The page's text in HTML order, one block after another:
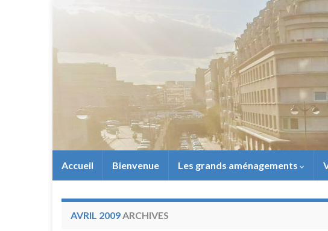
Accueil Bienvenue Les grands aménagements
AVRIL 2009ARCHIVES